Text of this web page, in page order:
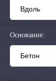
Основание: